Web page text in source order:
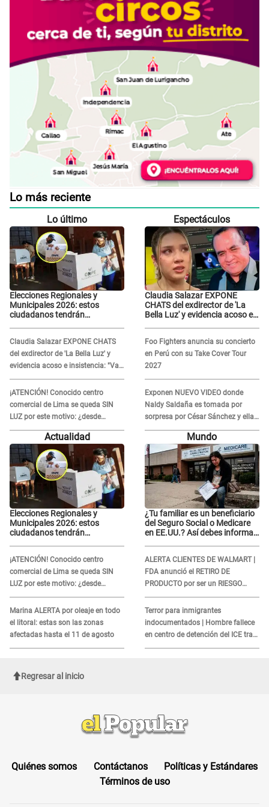
Lo más reciente
Lo último
Elecciones Regionales y
Municipales 2026: estos
ciudadanos tendrán
Claudia Salazar EXPONE CHATS
del exdirector de 'La Bella Luz' y
evidencia acoso e insistencia: "Vas
a estar conmigo, no pasa nada"
¡ATENCIÓN! Conocido centro
comercial de Lima se queda SIN
LUZ por este motivo: ¿desde
cuándo atenderá?
Espectáculos
Claudia Salazar EXPONE
CHATS del exdirector de 'La
Bella Luz' y evidencia acoso e
Foo Fighters anuncia su concierto
en Perú con su Take Cover Tour
2027
Exponen NUEVO VIDEO donde
Naldy Saldaña es tomada por
sorpresa por César Sánchez y ella
evidencia su REACCIÓN: Le agarró
Actualidad
Elecciones Regionales y
Municipales 2026: estos
ciudadanos tendrán
¡ATENCIÓN! Conocido centro
comercial de Lima se queda SIN
LUZ por este motivo: ¿desde
cuándo atenderá?
Marina ALERTA por oleaje en todo
el litoral: estas son las zonas
afectadas hasta el 11 de agosto
Mundo
¿Tu familiar es un beneficiario
del Seguro Social o Medicare
en EE.UU.? Así debes informar
ALERTA CLIENTES DE WALMART |
FDA anunció el RETIRO DE
PRODUCTO por ser un RIESGO
MORTAL para consumidores: ¿Cuál
es?
Terror para inmigrantes
indocumentados | Hombre fallece
en centro de detención del ICE tras
sufrir una "emergencia médica"
Regresar al inicio
Quiénes somos Contáctanos
Políticas y Estándares
Términos de uso